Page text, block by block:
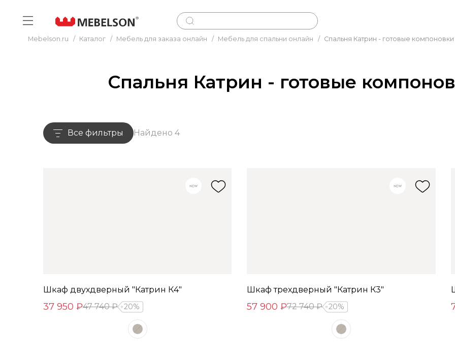
Mebelson.ru / Каталог / Мебель для заказа онлайн / Мебель для спальни онлайн / Спальня Катрин - готовые
Спальня Катрин - готовые
Все фильтры Найдено 4
Шкаф двухдверный "Катрин К4"
37 950 ₽47 740 ₽ 20%
Шкаф трехдверный "Катрин К3"
57 900 ₽72 740 ₽ 20%